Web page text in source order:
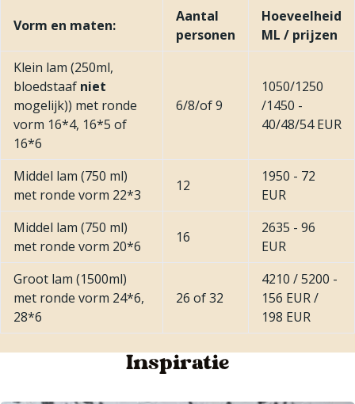
Vorm en maten:
Aantal
personen
Hoeveelheid
ML / prijzen
Klein lam (250ml,
bloedstaaf niet
mogelijk)) met ronde
vorm 16*4, 16*5 of
16*6
6/8/of 9
1050/1250
/1450 -
40/48/54 EUR
Middel lam (750 ml)
met ronde vorm 22*3
12
1950 - 72
EUR
Middel lam (750 ml)
met ronde vorm 20*6
16
2635 - 96
EUR
Groot lam (1500ml)
met ronde vorm 24*6,
28*6
26 of 32
4210 / 5200 -
156 EUR /
198 EUR
Inspiratie